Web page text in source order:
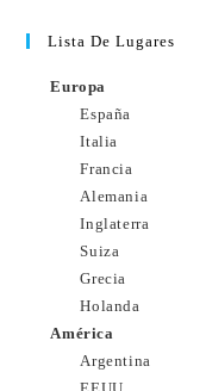
Lista De Lugares
Europa
España
Italia
Francia
Alemania
Inglaterra
Suiza
Grecia
Holanda
América
Argentina